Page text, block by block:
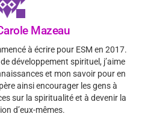
Mazeau
à écrire pour ESM en 2017.
développement spirituel, j’aime
et mon savoir pour en
ainsi encourager les gens à
sur la spiritualité et à devenir la
d’eux-mêmes.